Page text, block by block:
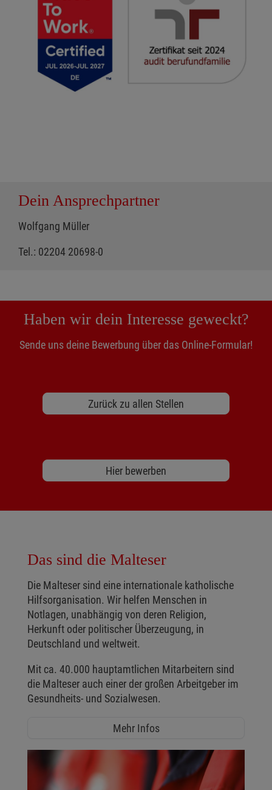
Dein Ansprechpartner
Wolfgang Müller
Tel.: 02204 20698-0
Haben wir dein Interesse geweckt?
Sende uns deine Bewerbung über das Online-Formular!
Zurück zu allen Stellen
Hier bewerben
Das sind die Malteser
Die Malteser sind eine internationale katholische
Hilfsorganisation. Wir helfen Menschen in
Notlagen, unabhängig von deren Religion,
Herkunft oder politischer Überzeugung, in
Deutschland und weltweit.
Mit ca. 40.000 hauptamtlichen Mitarbeitern sind
die Malteser auch einer der großen Arbeitgeber im
Gesundheits- und Sozialwesen.
Mehr Infos